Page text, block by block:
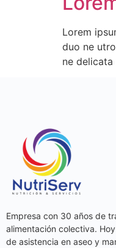
Lorem
duo ne
ne
Empresa con 30 años de
alimentación colectiva.
de asistencia en aseo y